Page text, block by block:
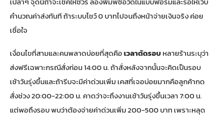
คำนวณค่าส่งทันที ถ้าระบบโชว์ 0 บาทไปจนถึงหน้าจ่ายเงินจริง ค่อย
เชื่อใจ
เงื่อนไขที่สามและคนพลาดบ่อยที่สุดคือเวลาตัดรอบ หลายร้านระบุว่า
ส่งฟรีเฉพาะกรณีสั่งก่อน 14:00 น. ถ้าสั่งหลังจากนั้นจะคิดเป็นรอบ
เช้าวันรุ่งขึ้นและถ้ารีบจะมีค่าด่วนเพิ่ม เคสที่เจอบ่อยมากคือลูกค้ากด
สั่งช่วง 20:00-22:00 น. คาดว่าจะถึงงานเช้าวันรุ่งขึ้นเวลา 7:00 น.
แต่พอถึงรอบ พบว่าต้องจ่ายค่าด่วนเพิ่ม 200-500 บาท เพราะหลุด